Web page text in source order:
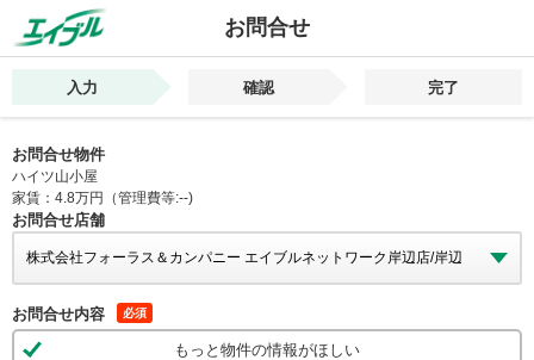
お問合せ
入力 確認 完了
お問合せ物件
ハイツ山小屋
家賃：4.8万円（管理費等:--)
お問合せ店舗
お問合せ内容 必須
もっと物件の情報がほしい